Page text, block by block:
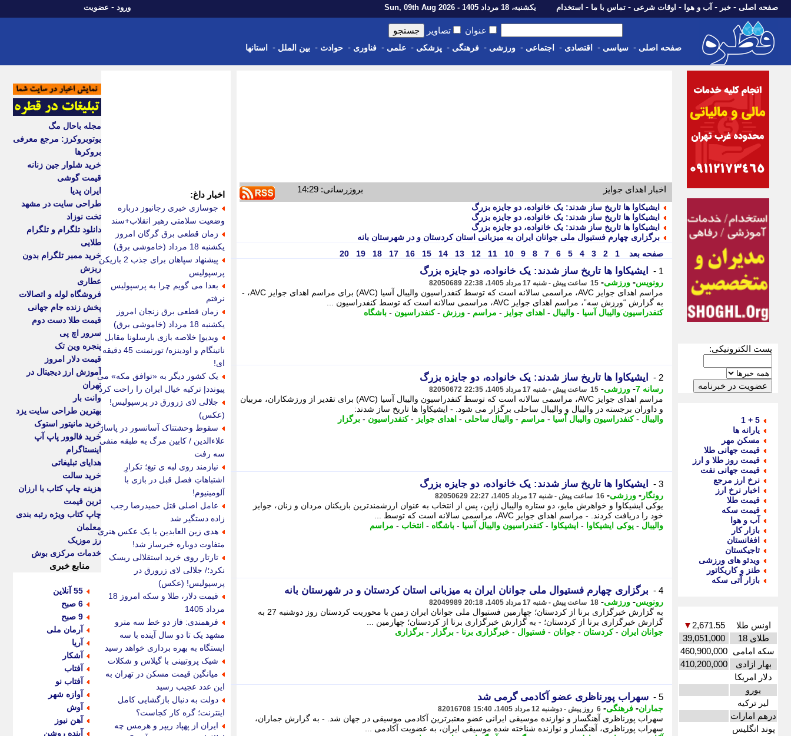
صفحه اصلی - خبر - آب و هوا - اوقات شرعی - تماس با ما - استخدام یکشنبه، 18 مرداد 1405 - Sun, 09th Aug 2026 ورود - عضویت
عنوان تصاویر
صفحه اصلی - سیاسی - اقتصادی - اجتماعی - ورزشی - فرهنگی - پزشکی - علمی - فناوری - حوادث - بین الملل - استانها
پست الکترونیکی:
5 + 1
یارانه ها
مسکن مهر
قیمت جهانی طلا
قیمت روز طلا و ارز
قیمت جهانی نفت
نرخ ارز مرجع
اخبار نرخ ارز
قیمت طلا
قیمت سکه
آب و هوا
بازار کار
افغانستان
تاجیکستان
ویدئو های ورزشی
طنز و کاریکاتور
بازار آتی سکه
اونس طلا 2,671.55
▼
طلای 18
39,051,000
سکه امامی 460,900,000
بهار ازادی
410,200,000
دلار امریکا
یورو
لیر ترکیه
درهم امارات
پوند انگلیس
اخبار اهدای جوایز بروزرسانی: 14:29
ایشیکاوا ها تاریخ ساز شدند: یک خانواده، دو جایزه بزرگ
ایشیکاوا ها تاریخ ساز شدند: یک خانواده، دو جایزه بزرگ
ایشیکاوا ها تاریخ ساز شدند: یک خانواده، دو جایزه بزرگ
برگزاری چهارم فستیوال ملی جوانان ایران به میزبانی استان کردستان و در شهرستان بانه
صفحه بعد
1
2
3
4
5
6
7
8
9
10
11
12
13
14
15
16
17
18
19
20
1 - ایشیکاوا ها تاریخ ساز شدند: یک خانواده، دو جایزه بزرگ
رونویس- ورزشی- 15 ساعت پیش - شنبه 17 مرداد 1405، 22:38 82050689
مراسم اهدای جوایز AVC، مراسمی سالانه است که توسط کنفدراسیون والیبال آسیا (AVC) برای مراسم اهدای جوایز AVC، -
به گزارش “ورزش سه”، مراسم اهدای جوایز AVC، مراسمی سالانه است که توسط کنفدراسیون ...
کنفدراسیون والیبال آسیا - والیبال - اهدای جوایز - مراسم - ورزش -کنفدراسیون - باشگاه
2 - ایشیکاوا ها تاریخ ساز شدند: یک خانواده، دو جایزه بزرگ
رسانه 7 - ورزشی- 15 ساعت پیش - شنبه 17 مرداد 1405، 22:35 82050672
مراسم اهدای جوایز AVC، مراسمی سالانه است که توسط کنفدراسیون والیبال آسیا (AVC) برای تقدیر از ورزشکاران، مربیان
و داوران برجسته در والیبال و والیبال ساحلی برگزار می شود. - ایشیکاوا ها تاریخ ساز شدند:
والیبال -کنفدراسیون والیبال آسیا - مراسم - والیبال ساحلی - اهدای جوایز -کنفدراسیون - برگزار
3 - ایشیکاوا ها تاریخ ساز شدند: یک خانواده، دو جایزه بزرگ
رونگار - ورزشی- 16 ساعت پیش - شنبه 17 مرداد 1405، 22:27 82050629
یوکی ایشیکاوا و خواهرش مایو، دو ستاره والیبال ژاپن، پس از انتخاب به عنوان ارزشمندترین بازیکنان مردان و زنان، جوایز
خود را دریافت کردند. - مراسم اهدای جوایز AVC، مراسمی سالانه است که توسط ...
والیبال - یوکی ایشیکاوا - ایشیکاوا -کنفدراسیون والیبال آسیا - باشگاه - انتخاب - مراسم
4 - برگزاری چهارم فستیوال ملی جوانان ایران به میزبانی استان کردستان و در شهرستان بانه
رونویس- ورزشی- 18 ساعت پیش - شنبه 17 مرداد 1405، 20:18 82049989
به گزارش خبرگزاری برنا از کردستان؛ چهارمین فستیوال ملی جوانان ایران زمین با محوریت کردستان روز دوشنبه 27 به
گزارش خبرگزاری برنا از کردستان؛ - به گزارش خبرگزاری برنا از کردستان؛ چهارمین ...
جوانان ایران -کردستان - جوانان - فستیوال - خبرگزاری برنا - برگزار - برگزاری
5 - ​​​​​​​سهراب پورناظری عضو آکادمی گرمی شد
جماران- فرهنگی- 6 روز پیش - دوشنبه 12 مرداد 1405، 15:40 82016708
سهراب پورناظری آهنگساز و نوازنده موسیقی ایرانی عضو معتبرترین آکادمی موسیقی در جهان شد. - به گزارش جماران،
سهراب پورناظری، آهنگساز و نوازنده شناخته شده موسیقی ایران، به عضویت آکادمی ...
اخبار داغ:
جوسازی خبری رجانیوز درباره
وضعیت سلامتی رهبر انقلاب+سند
زمان قطعی برق گرگان امروز
یکشنبه 18 مرداد (خاموشی برق)
پیشنهاد سپاهان برای جذب 2 بازیکن
پرسپولیس
بعدا می گویم چرا به پرسپولیس
نرفتم
زمان قطعی برق زنجان امروز
یکشنبه 18 مرداد (خاموشی برق)
ویدیو| خلاصه بازی بارسلونا مقابل
ناتینگام و اودینزه/ تورنمنت 45 دقیقه
ای!
یک کشور دیگر به «توافق مکه» می
پیوندد| ترکیه خیال ایران را راحت کرد
جلالی لای زرورق در پرسپولیس!
(عکس)
سقوط وحشتناک آسانسور در پاساژ
علاءالدین / کابین مرگ به طبقه منفی
سه رفت
نیازمند روی لبه ی تیغ؛ تکرارِ
اشتباهاتِ فصل قبل در بازی با
آلومینیوم!
عامل اصلی قتل حمیدرضا رجب
زاده دستگیر شد
هدی زین العابدین با یک عکس هنری
متفاوت دوباره خبرساز شد!
تارتار روی خرید استقلالی ریسک
نکرد؛/ جلالی لای زرورق در
پرسپولیس! (عکس)
قیمت دلار، طلا و سکه امروز 18
مرداد 1405
فرهمندی: فاز دو خط سه مترو
مشهد یک تا دو سال آینده با سه
ایستگاه به بهره برداری خواهد رسید
شیک پروتیینی با گیلاس و شکلات
میانگین قیمت مسکن در تهران به
این عدد عجیب رسید
دولت به دنبال بازگشایی کامل
اینترنت؛ گره کار کجاست؟
ایران از پهپاد ریپر و هرمس چه
مجله باحال مگ
یوتوبروکرز: مرجع معرفی
بروکرها
خرید شلوار جین زنانه
قیمت گوشی
ایران پدیا
طراحی سایت در مشهد
تخت نوزاد
دانلود تلگرام و تلگرام
طلایی
خرید ممبر تلگرام بدون
ریزش
عطاری
فروشگاه لوله و اتصالات
پخش زنده جام جهانی
قیمت طلا دست دوم
سرور اچ پی
پنجره وین تک
قیمت دلار امروز
آموزش ارز دیجیتال در
تهران
وانت بار
بهترین طراحی سایت یزد
خرید مانیتور استوک
خرید فالوور پاپ آپ
اینستاگرام
هدایای تبلیغاتی
خرید سالت
هزینه چاپ کتاب با ارزان
ترین قیمت
چاپ کتاب ویژه رتبه بندی
معلمان
رز موزیک
خدمات مرکزی بوش
منابع خبری
55 آنلاین
6 صبح
9 صبح
آرمان ملی
آریا
آشکار
آفتاب
آفتاب نو
آوازه شهر
آوش
آهن نیوز
آینده روشن